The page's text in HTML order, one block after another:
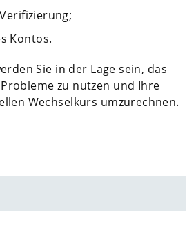
Kontos.
Sie in der Lage sein, das
zu nutzen und Ihre
Wechselkurs umzurechnen.